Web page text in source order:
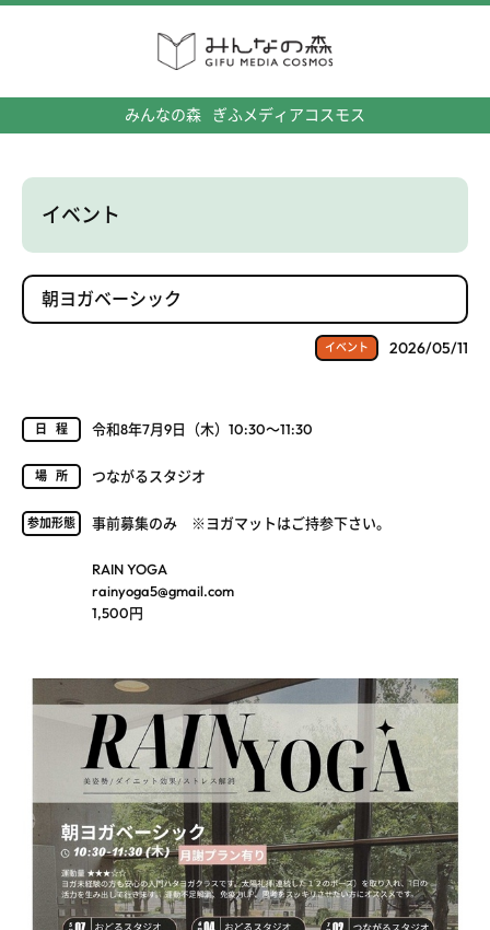
みんなの森 ぎふメディアコスモス
イベント
朝ヨガベーシック
イベント 2026/05/11
日程 令和8年7月9日（木）10:30～11:30
場所 つながるスタジオ
参加形態 事前募集のみ ※ヨガマットはご持参下さい。
RAIN YOGA
rainyoga5@gmail.com
1,500円